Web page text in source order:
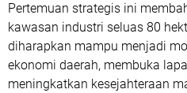
Pertemuan strategis ini
kawasan industri seluas 80
diharapkan mampu menjadi
ekonomi daerah, membuka
meningkatkan kesejahteraan